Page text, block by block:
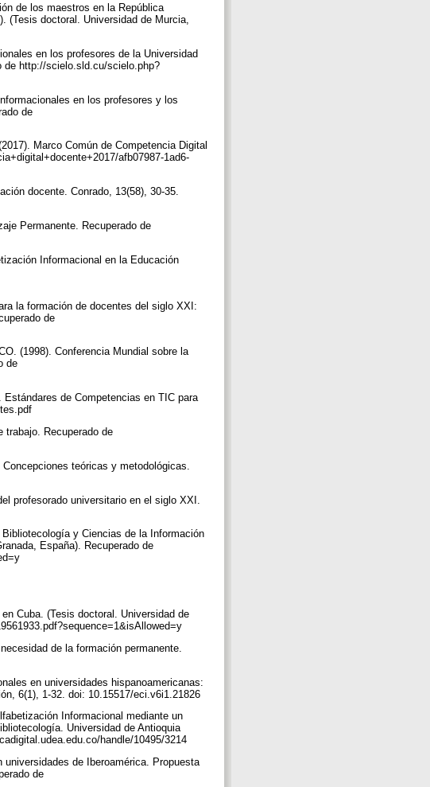
de los maestros en la República
(Tesis doctoral. Universidad de Murcia,
en los profesores de la Universidad
de http://scielo.sld.cu/scielo.php?
en los profesores y los
de
Marco Común de Competencia Digital
afb07987-1ad6-
docente. Conrado, 13(58), 30-35.
Permanente. Recuperado de
Informacional en la Educación
la formación de docentes del siglo XXI:
de
(1998). Conferencia Mundial sobre la
de
de Competencias en TIC para
trabajo. Recuperado de
teóricas y metodológicas.
profesorado universitario en el siglo XXI.
y Ciencias de la Información
España). Recuperado de
Cuba. (Tesis doctoral. Universidad de
de la formación permanente.
en universidades hispanoamericanas:
6(1), 1-32. doi: 10.15517/eci.v6i1.21826
Informacional mediante un
Universidad de Antioquia
handle/10495/3214
de Iberoamérica. Propuesta
de